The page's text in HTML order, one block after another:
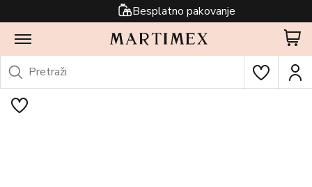
Besplatno pakovanje